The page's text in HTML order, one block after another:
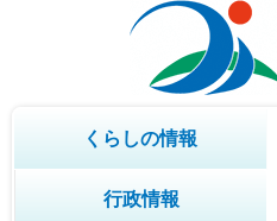
くらしの情報
行政情報